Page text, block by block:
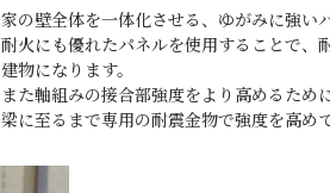
家の壁全体を一体化させる、ゆがみに強い
耐火にも優れたパネルを使用することで、
建物になります。
また軸組みの接合部強度をより高めるため
梁に至るまで専用の耐震金物で強度を高め